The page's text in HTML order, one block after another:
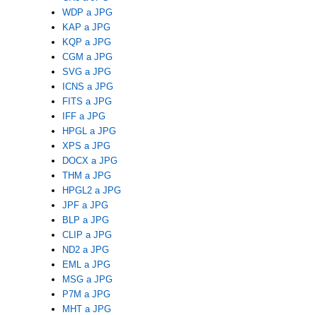
WDP a JPG
KAP a JPG
KQP a JPG
CGM a JPG
SVG a JPG
ICNS a JPG
FITS a JPG
IFF a JPG
HPGL a JPG
XPS a JPG
DOCX a JPG
THM a JPG
HPGL2 a JPG
JPF a JPG
BLP a JPG
CLIP a JPG
ND2 a JPG
EML a JPG
MSG a JPG
P7M a JPG
MHT a JPG